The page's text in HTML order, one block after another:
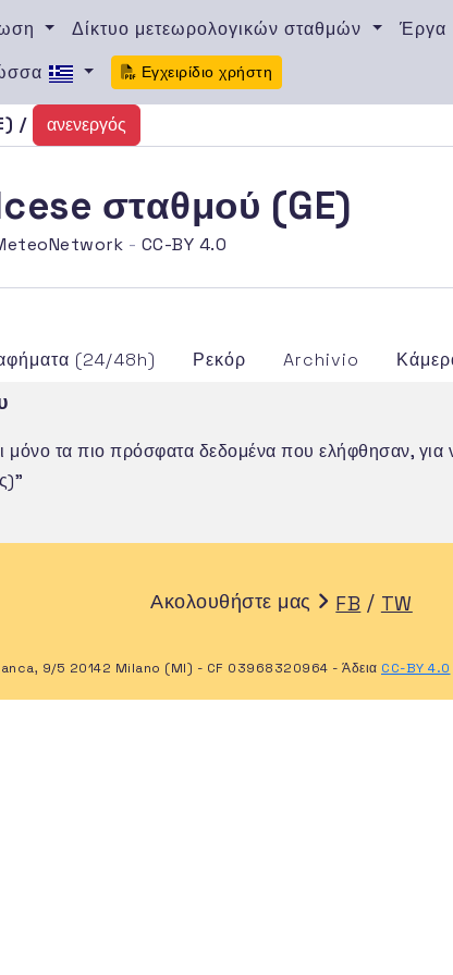
Δίκτυο μετεωρολογικών σταθμών Έργα
Εγχειρίδιο χρήστη
/ ανενεργός
σταθμού (GE)
- CC-BY 4.0
(24/48h) Ρεκόρ Archivio
μόνο τα πιο πρόσφατα δεδομένα που ελήφθησαν,
Ακολουθήστε μας FB / TW
9/5 20142 Milano (MI) - CF 03968320964 - Άδεια CC-BY 4.0